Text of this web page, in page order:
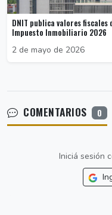
DNIT publica valores fiscales
Impuesto Inmobiliario 2026
2 de mayo de 2026
COMENTARIOS 0
Iniciá sesión